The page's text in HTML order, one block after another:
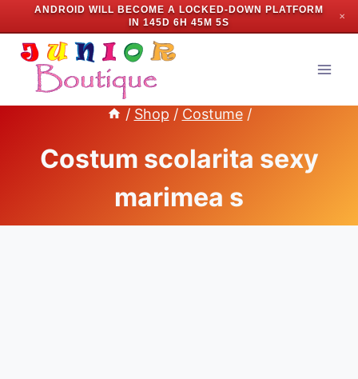
ANDROID WILL BECOME A LOCKED-DOWN PLATFORM
IN 145D 6H 45M 4S
✕
Skip
content
/ Shop / Costume /
Costum scolarita sexy
marimea s